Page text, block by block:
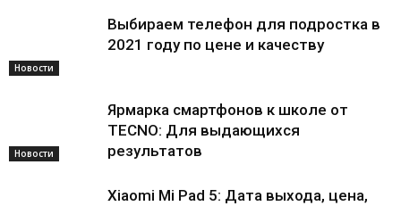
Новости
Выбираем телефон для подростка в
2021 году по цене и качеству
Новости
Ярмарка смартфонов к школе от
TECNO: Для выдающихся
результатов
Xiaomi Mi Pad 5: Дата выхода, цена,